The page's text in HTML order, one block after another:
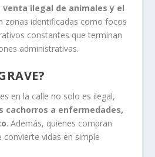
ilegal de animales y el
zonas identificadas como focos
constantes que terminan
administrativas.
en la calle no solo es ilegal,
cachorros a enfermedades,
. Además, quienes compran
vidas en simple